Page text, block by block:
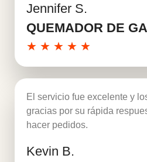
Jennifer S.
QUEMADOR DE
★ ★ ★ ★ ★
El servicio fue excelente y
gracias por su rápida
hacer pedidos.
Kevin B.